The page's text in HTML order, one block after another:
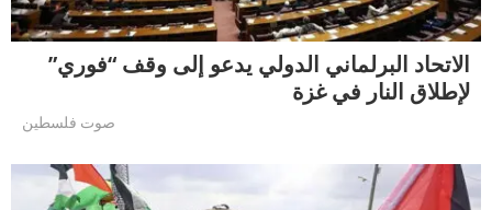
الاتحاد البرلماني الدولي يدعو إلى وقف “فوري”
لإطلاق النار في غزة
صوت فلسطين